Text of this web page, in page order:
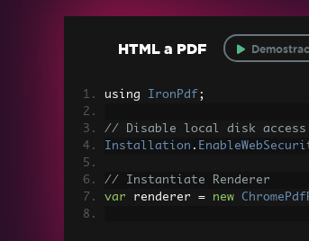
HTML a PDF
using IronPdf ;
// Disable local disk
Installation .
// Instantiate Renderer
var renderer = new